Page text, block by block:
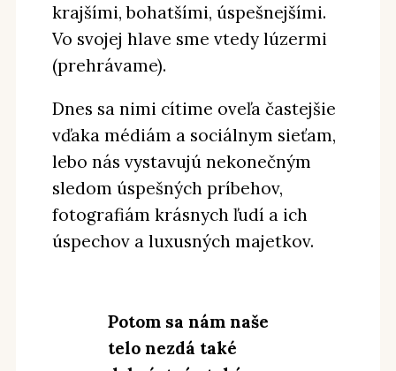
krajšími, bohatšími, úspešnejšími.
Vo svojej hlave sme vtedy lúzermi
(prehrávame).
Dnes sa nimi cítime oveľa častejšie
vďaka médiám a sociálnym sieťam,
lebo nás vystavujú nekonečným
sledom úspešných príbehov,
fotografiám krásnych ľudí a ich
úspechov a luxusných majetkov.
Potom sa nám naše
telo nezdá také